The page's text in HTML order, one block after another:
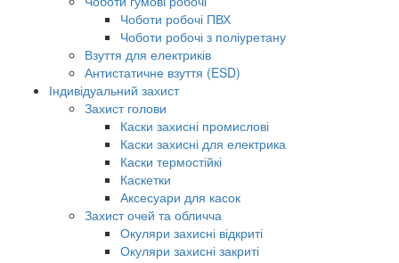
Чоботи робочі ПВХ
Чоботи робочі з поліуретану
Взуття для електриків
Антистатичне взуття (ESD)
Індивідуальний захист
Захист голови
Каски захисні промислові
Каски захисні для електрика
Каски термостійкі
Каскетки
Аксесуари для касок
Захист очей та обличча
Окуляри захисні відкриті
Окуляри захисні закриті